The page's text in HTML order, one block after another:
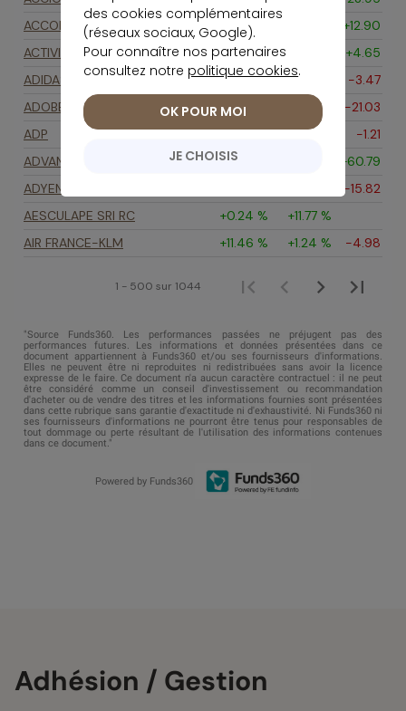
Adhésion / Gestion
des cookies complémentaires
(réseaux sociaux, Google).
Pour connaître nos partenaires
consultez notre politique cookies.
JE CHOISIS
OK POUR MOI